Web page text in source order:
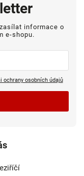
informace o
e-shopu.
ochrany osobních údajů